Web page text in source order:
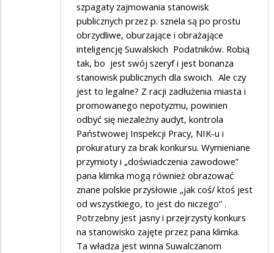
szpagaty zajmowania stanowisk
publicznych przez p. sznela są po prostu
obrzydliwe, oburzające i obrażające
inteligencję Suwalskich Podatników. Robią
tak, bo jest swój szeryf i jest bonanza
stanowisk publicznych dla swoich. Ale czy
jest to legalne? Z racji zadłużenia miasta i
promowanego nepotyzmu, powinien
odbyć się niezależny audyt, kontrola
Państwowej Inspekcji Pracy, NIK-u i
prokuratury za brak konkursu. Wymieniane
przymioty i „doświadczenia zawodowe”
pana klimka mogą również obrazować
znane polskie przysłowie „jak coś/ ktoś jest
od wszystkiego, to jest do niczego” .
Potrzebny jest jasny i przejrzysty konkurs
na stanowisko zajęte przez pana klimka.
Ta władza jest winna Suwalczanom